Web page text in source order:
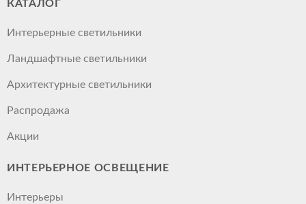
КАТАЛОГ
Интерьерные светильники
Ландшафтные светильники
Архитектурные светильники
Распродажа
Акции
ИНТЕРЬЕРНОЕ ОСВЕЩЕНИЕ
Интерьеры